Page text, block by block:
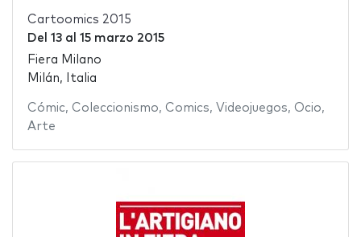
Cartoomics 2015
Del 13al 15 marzo 2015
Fiera Milano
Milán, Italia
Cómic, Coleccionismo, Comics, Videojuegos, Ocio,
Arte